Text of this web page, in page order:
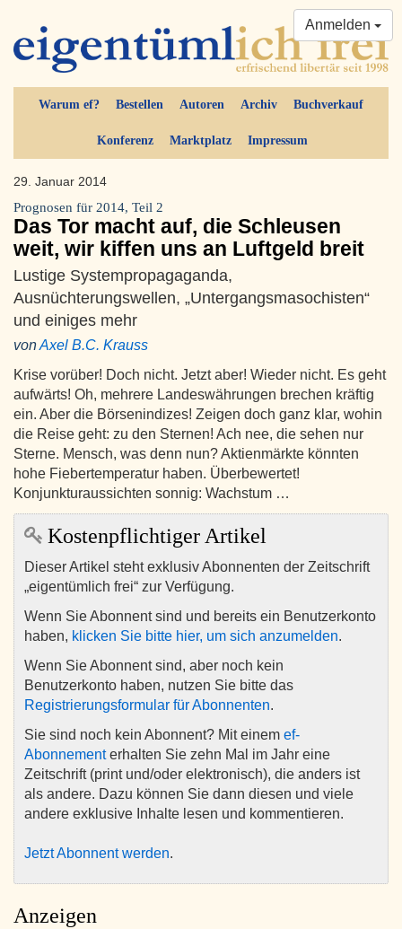
Warum ef? Bestellen Autoren Archiv Buchverkauf
Konferenz Marktplatz Impressum
Anmelden
29. Januar 2014
Prognosen für 2014, Teil 2
Das Tor macht auf, die Schleusen
weit, wir kiffen uns an Luftgeld breit
Lustige Systempropagaganda,
Ausnüchterungswellen, „Untergangsmasochisten“
und einiges mehr
vonAxel B.C. Krauss
Krise vorüber! Doch nicht. Jetzt aber! Wieder nicht. Es geht
aufwärts! Oh, mehrere Landeswährungen brechen kräftig
ein. Aber die Börsenindizes! Zeigen doch ganz klar, wohin
die Reise geht: zu den Sternen! Ach nee, die sehen nur
Sterne. Mensch, was denn nun? Aktienmärkte könnten
hohe Fiebertemperatur haben. Überbewertet!
Konjunkturaussichten sonnig: Wachstum …
Kostenpflichtiger Artikel
Dieser Artikel steht exklusiv Abonnenten der Zeitschrift
„eigentümlich frei“ zur Verfügung.
Wenn Sie Abonnent sind und bereits ein Benutzerkonto
haben, klicken Sie bitte hier, um sich anzumelden.
Wenn Sie Abonnent sind, aber noch kein
Benutzerkonto haben, nutzen Sie bitte das
Registrierungsformular für Abonnenten.
Sie sind noch kein Abonnent? Mit einem ef-
Abonnementerhalten Sie zehn Mal im Jahr eine
Zeitschrift (print und/oder elektronisch), die anders ist
als andere. Dazu können Sie dann diesen und viele
andere exklusive Inhalte lesen und kommentieren.
Jetzt Abonnent werden.
Anzeigen